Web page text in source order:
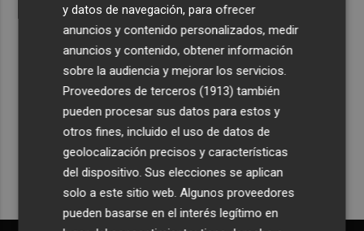
Recibe toda la actualidad de
Plaza Podcast en tu correo
Quiero suscribirme
y datos de navegación, para ofrecer
anuncios y contenido personalizados, medir
anuncios y contenido, obtener información
sobre la audiencia y mejorar los servicios.
Proveedores de terceros (1913) también
pueden procesar sus datos para estos y
otros fines, incluido el uso de datos de
geolocalización precisos y características
del dispositivo. Sus elecciones se aplican
solo a este sitio web. Algunos proveedores
pueden basarse en el interés legítimo en